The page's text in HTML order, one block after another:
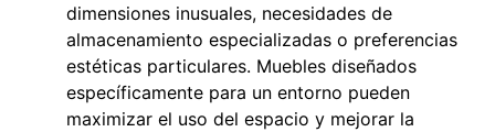
dimensiones inusuales, necesidades de
almacenamiento especializadas o preferencias
estéticas particulares. Muebles diseñados
específicamente para un entorno pueden
maximizar el uso del espacio y mejorar la